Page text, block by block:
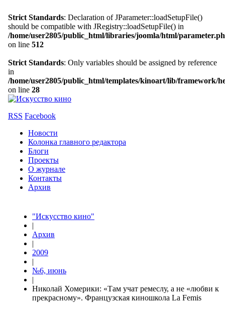
Strict Standards: Declaration of JParameter::loadSetupFile()
should be compatible with JRegistry::loadSetupFile() in
/home/user2805/public_html/libraries/joomla/html/
on line 512
Strict Standards: Only variables should be assigned by reference
in
/home/user2805/public_html/templates/kinoart/lib/framework/
on line 28
RSS Facebook
Новости
Колонка главного редактора
Блоги
Проекты
О журнале
Контакты
Архив
"Искусство кино"
|
Архив
|
2009
|
№6, июнь
|
Николай Хомерики: «Там учат ремеслу, а не «любви к
прекрасному». Французская киношкола La Femis